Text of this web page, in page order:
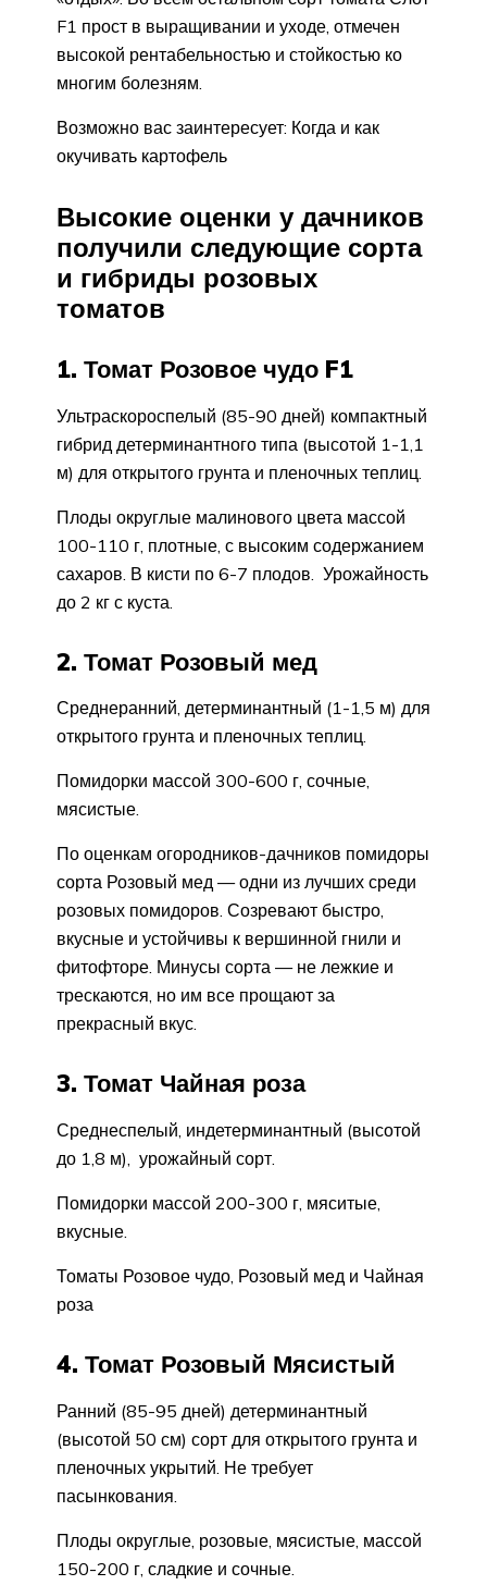
F1 прост в выращивании и уходе, отмечен
высокой рентабельностью и стойкостью ко
многим болезням.
Возможно вас заинтересует: Когда и как
окучивать картофель
Высокие оценки у дачников
получили следующие сорта
и гибриды розовых
томатов
1. Томат Розовое чудо F1
Ультраскороспелый (85-90 дней) компактный
гибрид детерминантного типа (высотой 1-1,1
м) для открытого грунта и пленочных теплиц.
Плоды округлые малинового цвета массой
100-110 г, плотные, с высоким содержанием
сахаров. В кисти по 6-7 плодов. Урожайность
до 2 кг с куста.
2. Томат Розовый мед
Среднеранний, детерминантный (1-1,5 м) для
открытого грунта и пленочных теплиц.
Помидорки массой 300-600 г, сочные,
мясистые.
По оценкам огородников-дачников помидоры
сорта Розовый мед — одни из лучших среди
розовых помидоров. Созревают быстро,
вкусные и устойчивы к вершинной гнили и
фитофторе. Минусы сорта — не лежкие и
трескаются, но им все прощают за
прекрасный вкус.
3. Томат Чайная роза
Среднеспелый, индетерминантный (высотой
до 1,8 м), урожайный сорт.
Помидорки массой 200-300 г, мяситые,
вкусные.
Томаты Розовое чудо, Розовый мед и Чайная
роза
4. Томат Розовый Мясистый
Ранний (85-95 дней) детерминантный
(высотой 50 см) сорт для открытого грунта и
пленочных укрытий. Не требует
пасынкования.
Плоды округлые, розовые, мясистые, массой
150-200 г, сладкие и сочные.